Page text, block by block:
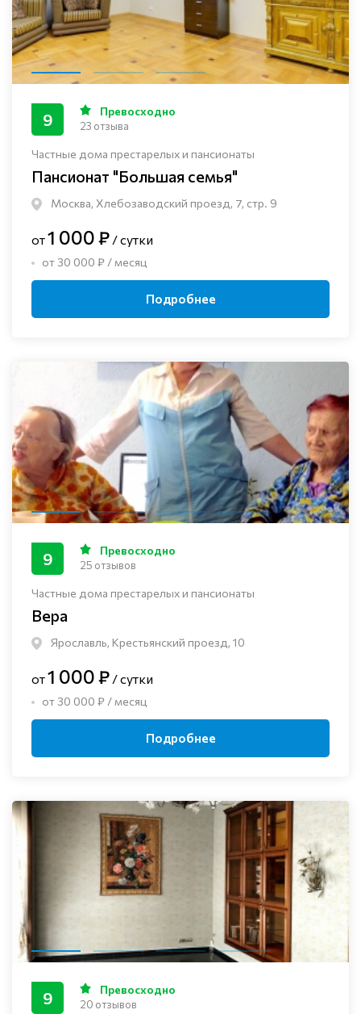
Частные дома престарелых и пансионаты
Пансионат "Большая семья"
Москва, Хлебозаводский проезд, 7, стр. 9
9 Превосходно
23 отзыва
от1 000 ₽ / сутки
от 30 000 ₽ / месяц
Подробнее
Частные дома престарелых и пансионаты
Вера
Ярославль, Крестьянский проезд, 10
9 Превосходно
25 отзывов
от1 000 ₽ / сутки
от 30 000 ₽ / месяц
Подробнее
9 Превосходно
20 отзывов